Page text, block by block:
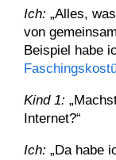
Ich: „Alles,
von
Beispiel habe
Kind 1:
Internet?“
Ich: „Da habe